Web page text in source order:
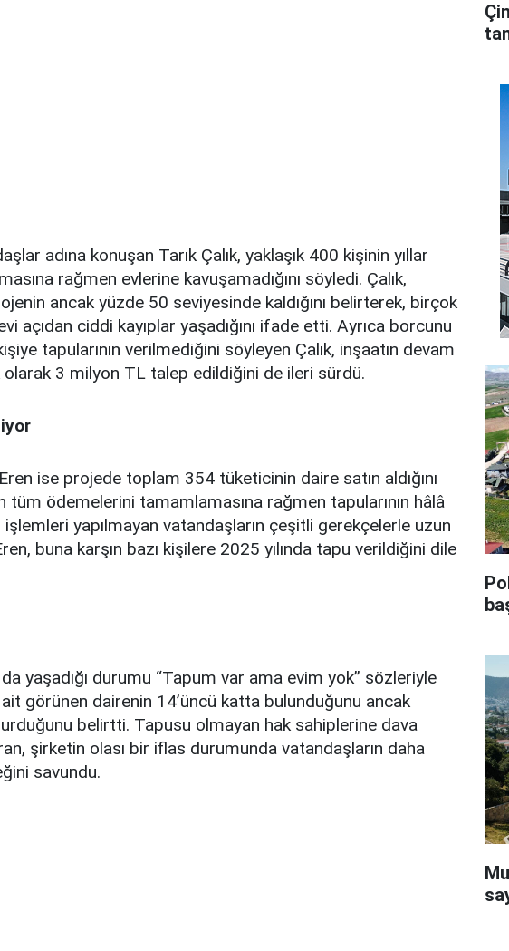
adına konuşan Tarık Çalık, yaklaşık 400 kişinin yıllar
rağmen evlerine kavuşamadığını söyledi. Çalık,
ancak yüzde 50 seviyesinde kaldığını belirterek, birçok
açıdan ciddi kayıplar yaşadığını ifade etti. Ayrıca borcunu
tapularının verilmediğini söyleyen Çalık, inşaatın devam
3 milyon TL talep edildiğini de ileri sürdü.
ise projede toplam 354 tüketicinin daire satın aldığını
tüm ödemelerini tamamlamasına rağmen tapularının hâlâ
yapılmayan vatandaşların çeşitli gerekçelerle uzun
buna karşın bazı kişilere 2025 yılında tapu verildiğini dile
yaşadığı durumu “Tapum var ama evim yok” sözleriyle
görünen dairenin 14’üncü katta bulunduğunu ancak
belirtti. Tapusu olmayan hak sahiplerine dava
şirketin olası bir iflas durumunda vatandaşların daha
savundu.